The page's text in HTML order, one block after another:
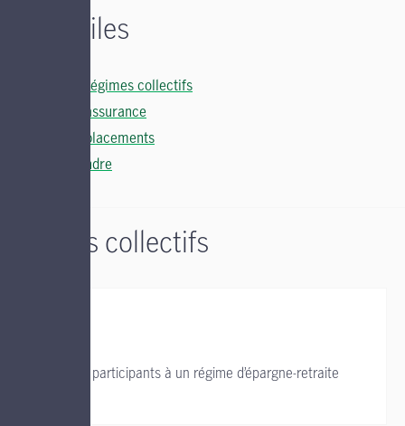
Liens utiles
Soutien régimes collectifs
Soutien assurance
Soutien placements
Nous joindre
Régimes collectifs
Soutien aux participants à un régime d’épargne-retraite